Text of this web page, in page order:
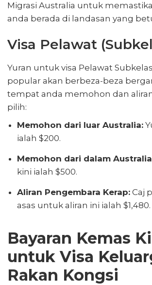
Migrasi Australia untuk
anda berada di landasan yang
Visa Pelawat
Yuran untuk visa Pelawat
popular akan berbeza-beza
tempat anda memohon dan
pilih:
Memohon dari luar Australia:
ialah $200.
Memohon dari dalam
kini ialah $500.
Aliran Pengembara Kerap: Caj
asas untuk aliran ini ialah $1,480.
Bayaran Kemas
untuk Visa
Rakan Kongsi